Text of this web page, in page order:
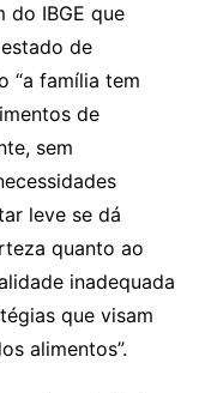
do IBGE que
de
“a família tem
de
sem
leve se dá
quanto ao
inadequada
que visam
alimentos”.